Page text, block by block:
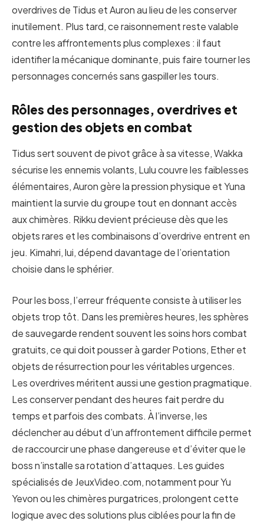
overdrives de Tidus et Auron au lieu de les conserver
inutilement. Plus tard, ce raisonnement reste valable
contre les affrontements plus complexes : il faut
identifier la mécanique dominante, puis faire tourner les
personnages concernés sans gaspiller les tours.
Rôles des personnages, overdrives et
gestion des objets en combat
Tidus sert souvent de pivot grâce à sa vitesse, Wakka
sécurise les ennemis volants, Lulu couvre les faiblesses
élémentaires, Auron gère la pression physique et Yuna
maintient la survie du groupe tout en donnant accès
aux chimères. Rikku devient précieuse dès que les
objets rares et les combinaisons d’overdrive entrent en
jeu. Kimahri, lui, dépend davantage de l’orientation
choisie dans le sphérier.
Pour les boss, l’erreur fréquente consiste à utiliser les
objets trop tôt. Dans les premières heures, les sphères
de sauvegarde rendent souvent les soins hors combat
gratuits, ce qui doit pousser à garder Potions, Ether et
objets de résurrection pour les véritables urgences.
Les overdrives méritent aussi une gestion pragmatique.
Les conserver pendant des heures fait perdre du
temps et parfois des combats. À l’inverse, les
déclencher au début d’un affrontement difficile permet
de raccourcir une phase dangereuse et d’éviter que le
boss n’installe sa rotation d’attaques. Les guides
spécialisés de JeuxVideo.com, notamment pour Yu
Yevon ou les chimères purgatrices, prolongent cette
logique avec des solutions plus ciblées pour la fin de